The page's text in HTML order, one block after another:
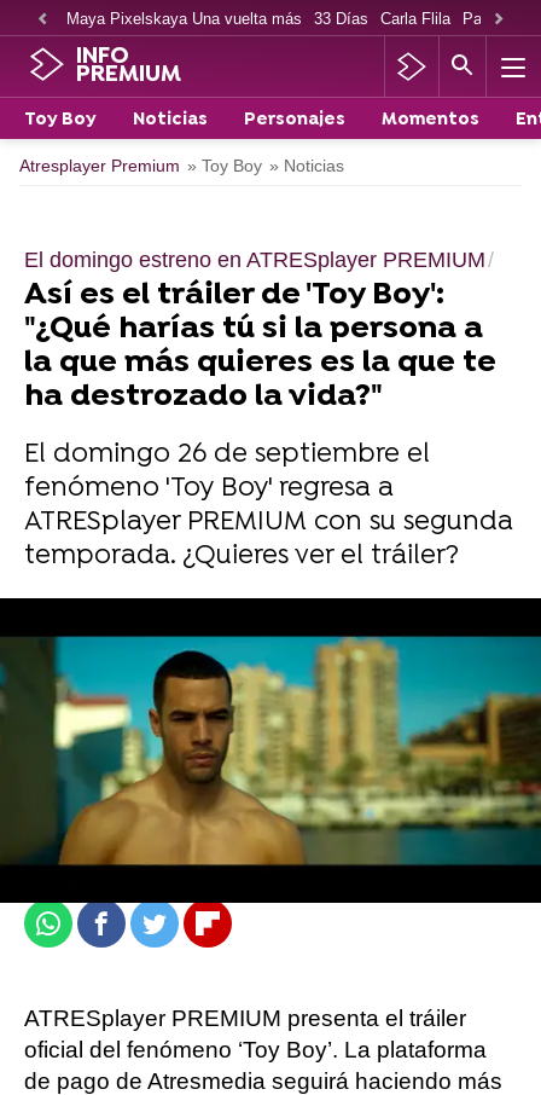
Maya Pixelskaya Una vuelta más 33 Días Carla Flila Paco
INFO
PREMIUM
Toy Boy Noticias Personajes Momentos
Atresplayer Premium » Toy Boy » Noticias
El domingo estreno en ATRESplayer PREMIUM
Así es el tráiler de 'Toy Boy':
"¿Qué harías tú si la persona a
la que más quieres es la que te
ha destrozado la vida?"
El domingo 26 de septiembre el
fenómeno 'Toy Boy' regresa a
ATRESplayer PREMIUM con su segunda
temporada. ¿Quieres ver el tráiler?
atresplayer
Madrid
Actualizado:
20 de septiembre de 2021, 16:06
Publicado:20 de septiembre de 2021, 16:03
WhatsappFacebook
TwitterFlipboard
ATRESplayer PREMIUM presenta el tráiler
oficial del fenómeno ‘Toy Boy’. La plataforma
de pago de Atresmedia seguirá haciendo más